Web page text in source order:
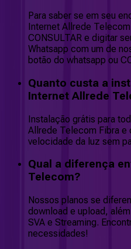
Para saber se em seu
Internet Allrede
CONSULTAR e digitar
Whatsapp com um de
botão do whatsapp ou
Quanto custa a
Internet Allrede
Instalação grátis para
Allrede Telecom Fibra e
velocidade da luz sem
Qual a diferença
Telecom?
Nossos planos se
download e upload,
SVA e Streaming.
necessidades!